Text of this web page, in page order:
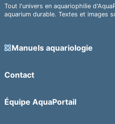
Tout l'univers en aquariophilie
aquarium durable. Textes et images
Manuels aquariologie
Contact
Équipe AquaPortail